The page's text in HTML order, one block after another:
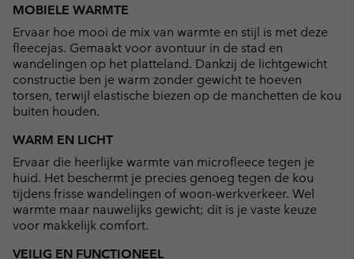
MOBIELE WARMTE
Ervaar hoe mooi de mix van warmte en stijl is met deze
fleecejas. Gemaakt voor avontuur in de stad en
wandelingen op het platteland. Dankzij de lichtgewicht
constructie ben je warm zonder gewicht te hoeven
torsen, terwijl elastische biezen op de manchetten de kou
buiten houden.
WARM EN LICHT
Ervaar die heerlijke warmte van microfleece tegen je
huid. Het beschermt je precies genoeg tegen de kou
tijdens frisse wandelingen of woon-werkverkeer. Wel
warmte maar nauwelijks gewicht; dit is je vaste keuze
voor makkelijk comfort.
VEILIG EN FUNCTIONEEL